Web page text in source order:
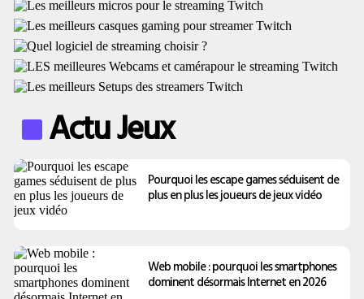
Actu Jeux
Pourquoi les escape games séduisent de
plus en plus les joueurs de jeux vidéo
Web mobile : pourquoi les smartphones
dominent désormais Internet en 2026